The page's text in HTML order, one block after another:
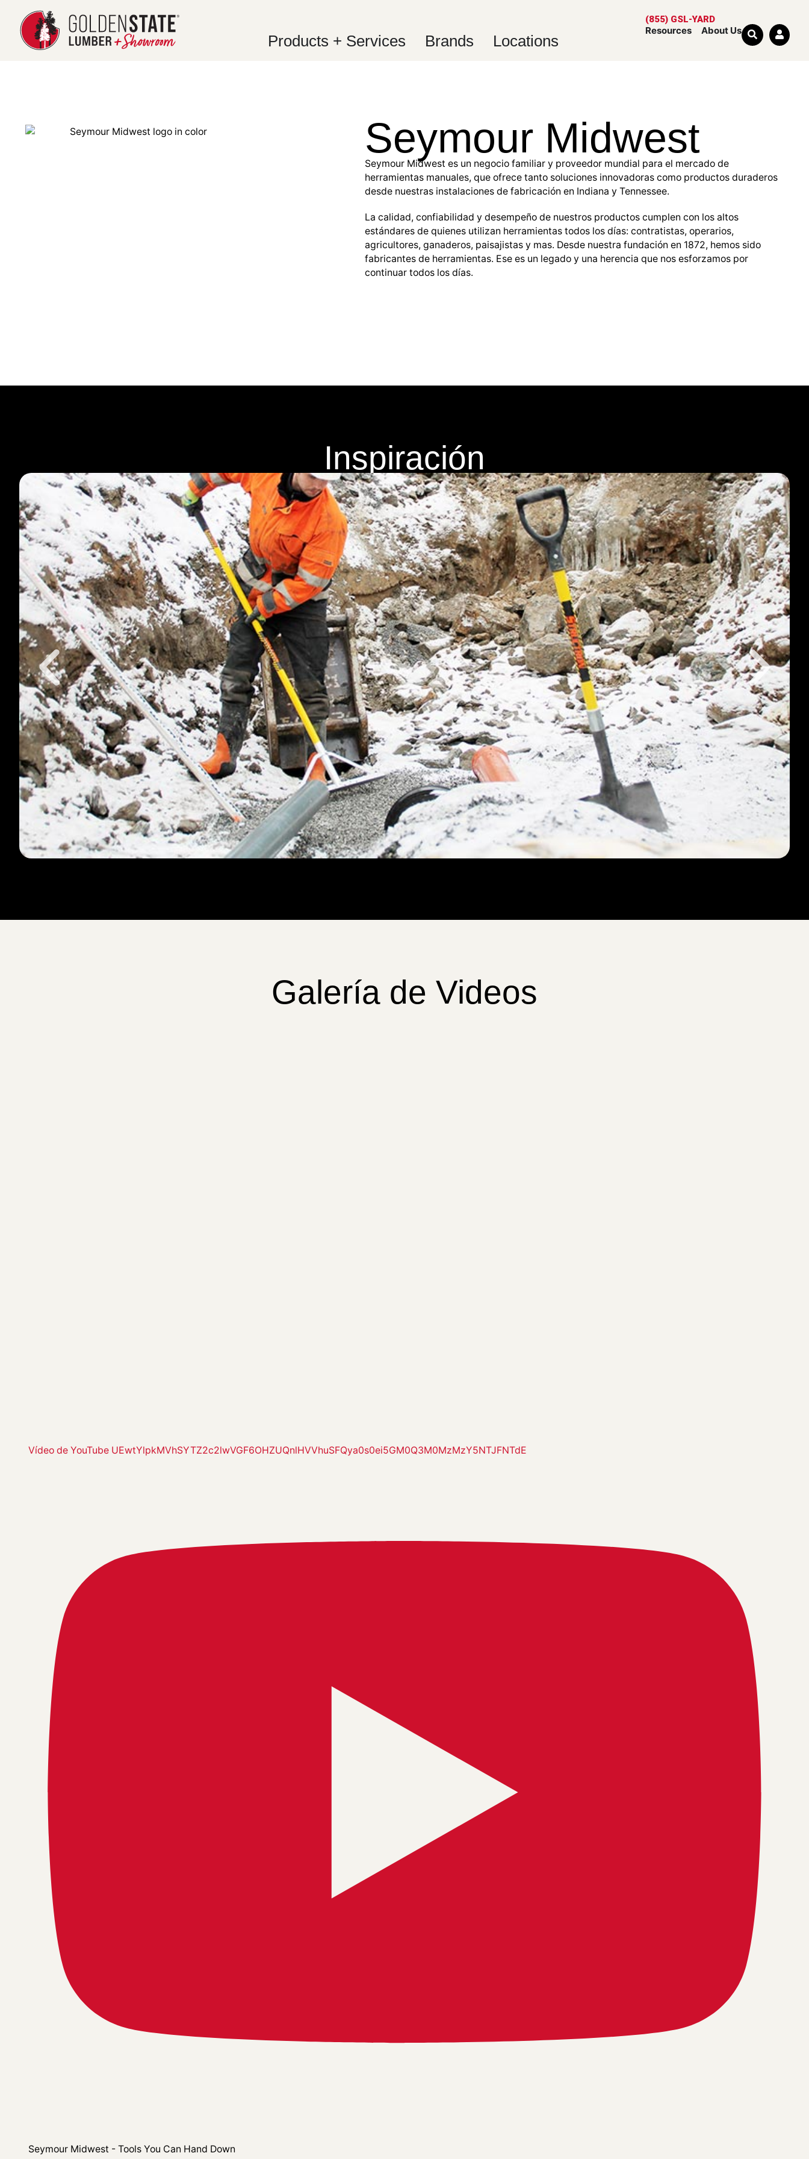
Products + Services Brands Locations
(855) GSL-YARD
Resources About Us
Seymour Midwest
Seymour Midwest es un negocio familiar y proveedor mundial para el mercado de
herramientas manuales, que ofrece tanto soluciones innovadoras como productos duraderos
desde nuestras instalaciones de fabricación en Indiana y Tennessee.
La calidad, confiabilidad y desempeño de nuestros productos cumplen con los altos
estándares de quienes utilizan herramientas todos los días: contratistas, operarios,
agricultores, ganaderos, paisajistas y mas. Desde nuestra fundación en 1872, hemos sido
fabricantes de herramientas. Ese es un legado y una herencia que nos esforzamos por
continuar todos los días.
Inspiración
Galería de Videos
Vídeo de YouTube UEwtYlpkMVhSYTZ2c2lwVGF6OHZUQnlHVVhuSFQya0s0ei5GM0Q3M0MzMzY5NTJFNTdE
Seymour Midwest - Tools You Can Hand Down